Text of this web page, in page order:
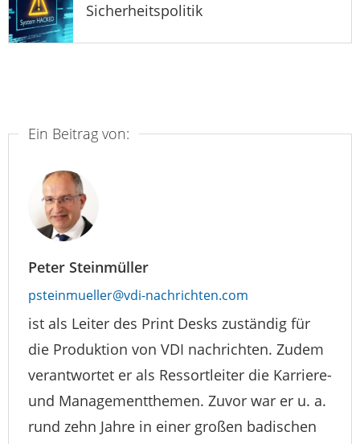
Sicherheitspolitik
Ein Beitrag von:
Peter Steinmüller
psteinmueller@vdi-nachrichten.com
ist als Leiter des Print Desks zuständig für
die Produktion von VDI nachrichten. Zudem
verantwortet er als Ressortleiter die Karriere-
und Managementthemen. Zuvor war er u. a.
rund zehn Jahre in einer großen badischen